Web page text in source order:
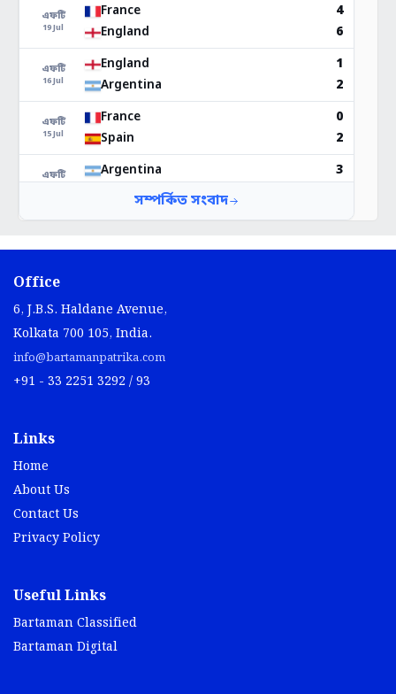
Office
6, J.B.S. Haldane Avenue,
Kolkata 700 105, India.
info@bartamanpatrika.com
+91 - 33 2251 3292 / 93
Links
Home
About Us
Contact Us
Privacy Policy
Useful Links
Bartaman Classified
Bartaman Digital